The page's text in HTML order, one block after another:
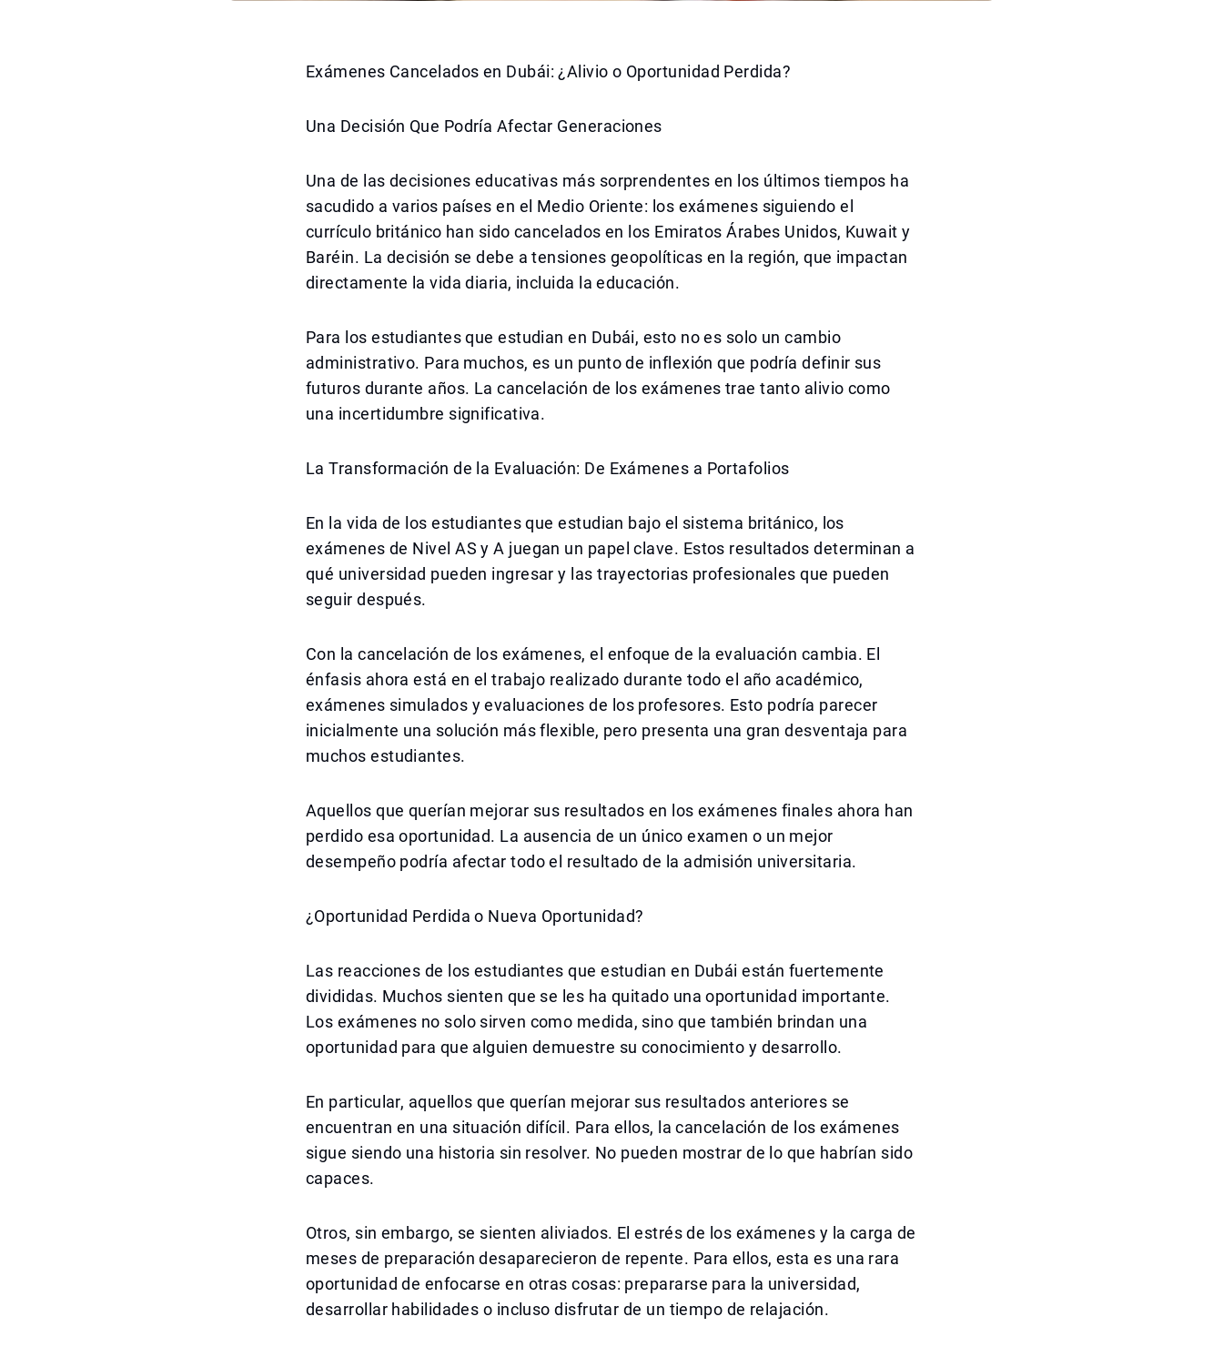
Exámenes Cancelados en Dubái: ¿Alivio o Oportunidad Perdida?
Una Decisión Que Podría Afectar Generaciones
Una de las decisiones educativas más sorprendentes en los últimos tiempos ha
sacudido a varios países en el Medio Oriente: los exámenes siguiendo el
currículo británico han sido cancelados en los Emiratos Árabes Unidos, Kuwait y
Baréin. La decisión se debe a tensiones geopolíticas en la región, que impactan
directamente la vida diaria, incluida la educación.
Para los estudiantes que estudian en Dubái, esto no es solo un cambio
administrativo. Para muchos, es un punto de inflexión que podría definir sus
futuros durante años. La cancelación de los exámenes trae tanto alivio como
una incertidumbre significativa.
La Transformación de la Evaluación: De Exámenes a Portafolios
En la vida de los estudiantes que estudian bajo el sistema británico, los
exámenes de Nivel AS y A juegan un papel clave. Estos resultados determinan a
qué universidad pueden ingresar y las trayectorias profesionales que pueden
seguir después.
Con la cancelación de los exámenes, el enfoque de la evaluación cambia. El
énfasis ahora está en el trabajo realizado durante todo el año académico,
exámenes simulados y evaluaciones de los profesores. Esto podría parecer
inicialmente una solución más flexible, pero presenta una gran desventaja para
muchos estudiantes.
Aquellos que querían mejorar sus resultados en los exámenes finales ahora han
perdido esa oportunidad. La ausencia de un único examen o un mejor
desempeño podría afectar todo el resultado de la admisión universitaria.
¿Oportunidad Perdida o Nueva Oportunidad?
Las reacciones de los estudiantes que estudian en Dubái están fuertemente
divididas. Muchos sienten que se les ha quitado una oportunidad importante.
Los exámenes no solo sirven como medida, sino que también brindan una
oportunidad para que alguien demuestre su conocimiento y desarrollo.
En particular, aquellos que querían mejorar sus resultados anteriores se
encuentran en una situación difícil. Para ellos, la cancelación de los exámenes
sigue siendo una historia sin resolver. No pueden mostrar de lo que habrían sido
capaces.
Otros, sin embargo, se sienten aliviados. El estrés de los exámenes y la carga de
meses de preparación desaparecieron de repente. Para ellos, esta es una rara
oportunidad de enfocarse en otras cosas: prepararse para la universidad,
desarrollar habilidades o incluso disfrutar de un tiempo de relajación.